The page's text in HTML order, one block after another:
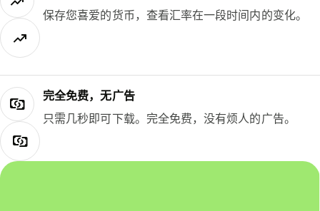
保存您喜爱的货币，查看汇率在一段时间内的变化。
完全免费，无广告
只需几秒即可下载。完全免费，没有烦人的广告。